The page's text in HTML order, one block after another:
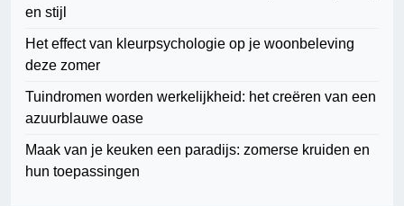
en stijl
Het effect van kleurpsychologie op je woonbeleving
deze zomer
Tuindromen worden werkelijkheid: het creëren van een
azuurblauwe oase
Maak van je keuken een paradijs: zomerse kruiden en
hun toepassingen